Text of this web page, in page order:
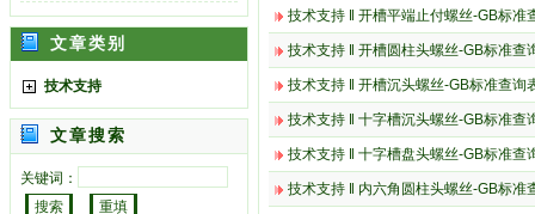
技术支持 开槽平端止付螺丝-GB标准
技术支持 开槽圆柱头螺丝-GB标准查
技术支持 开槽沉头螺丝-GB标准查询
技术支持 十字槽沉头螺丝-GB标准查
技术支持 十字槽盘头螺丝-GB标准查
技术支持 内六角圆柱头螺丝-GB标准
文章类别
技术支持
文章搜索
关键词：